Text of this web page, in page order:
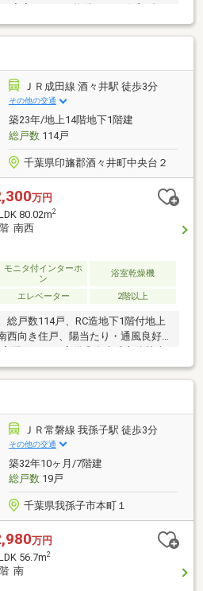
充実している物件です。令和8年4
替等全室リフォーム済みのため、
だけます。収納豊富な３SLDK
困りません。物件探しでお困りの
絡ください！
ＪＲ成田線 酒々井駅 徒歩3分
その他の交通
築23年/地上14階地下1階建
総戸数114戸
千葉県印旛郡酒々井町中央台２
万円
80.02m2
南西
モニタ付インターホ
ン
浴室乾燥機
エレベーター 2階以上
戸数114戸、RC造地下1階付地上
西向き住戸、陽当たり・通風良好
配ボックス完備◎自走式立体駐車
（飼育細則有り）◎トランクルー
燥暖房機付き◎対面式カウンター
ークインクローゼット有り◎室内
辺環境＞・せんどう酒々井店まで
スリーエフ酒々井駅前店まで約230
店まで約400ｍ・上ヶ作緑地まで
まで約900ｍ・酒々井小学校まで
学校まで約2000ｍ
ＪＲ常磐線 我孫子駅 徒歩3分
その他の交通
築32年10ヶ月/7階建
総戸数19戸
千葉県我孫子市本町１
万円
56.7m2
南